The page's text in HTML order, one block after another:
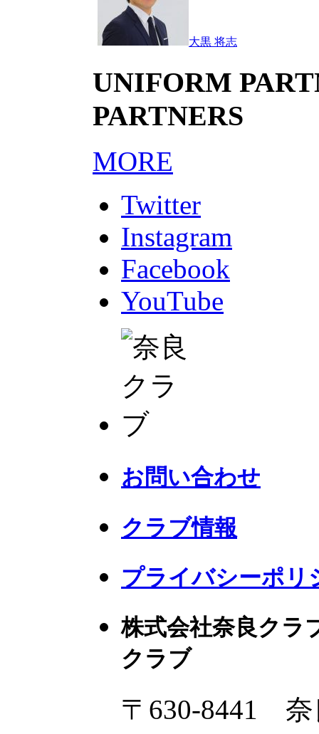
大黒 将志
UNIFORM
PARTNERS
MORE
Twitter
Instagram
Facebook
YouTube
お問い合わせ
クラブ情報
プライバシーポリ
株式会社奈良ク
クラブ
〒630-8441